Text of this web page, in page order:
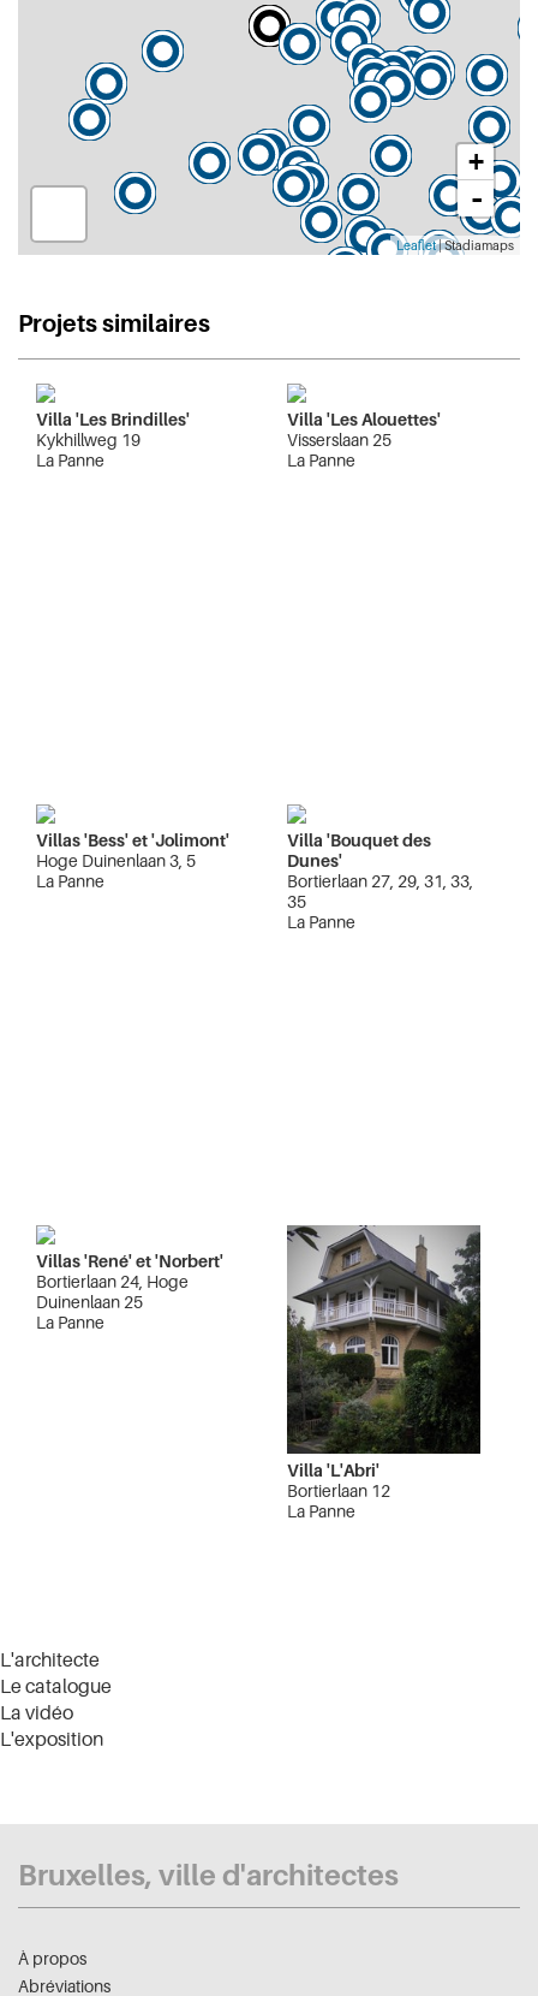
+
-
Leaflet| Stadiamaps
Projets similaires
Villa 'Les Brindilles'
Kykhillweg 19
La Panne
Villa 'Les Alouettes'
Visserslaan 25
La Panne
Villas 'Bess' et 'Jolimont'
Hoge Duinenlaan 3, 5
La Panne
Villa 'Bouquet des
Dunes'
Bortierlaan 27, 29, 31, 33,
35
La Panne
Villas 'René' et 'Norbert'
Bortierlaan 24, Hoge
Duinenlaan 25
La Panne
Villa 'L'Abri'
Bortierlaan 12
La Panne
L'architecte
Le catalogue
La vidéo
L'exposition
Bruxelles, ville d'architectes
À propos
Abréviations